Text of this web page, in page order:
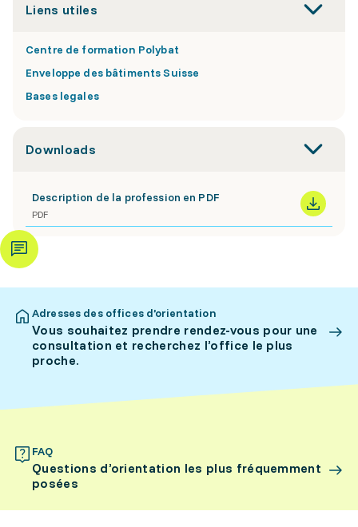
Liens utiles
Centre de formation Polybat
Enveloppe des bâtiments Suisse
Bases legales
Downloads
Description de la profession en PDF
PDF
Adresses des offices d’orientation
Vous souhaitez prendre rendez-vous pour une
consultation et recherchez l’office le plus
proche.
FAQ
Questions d’orientation les plus fréquemment
posées